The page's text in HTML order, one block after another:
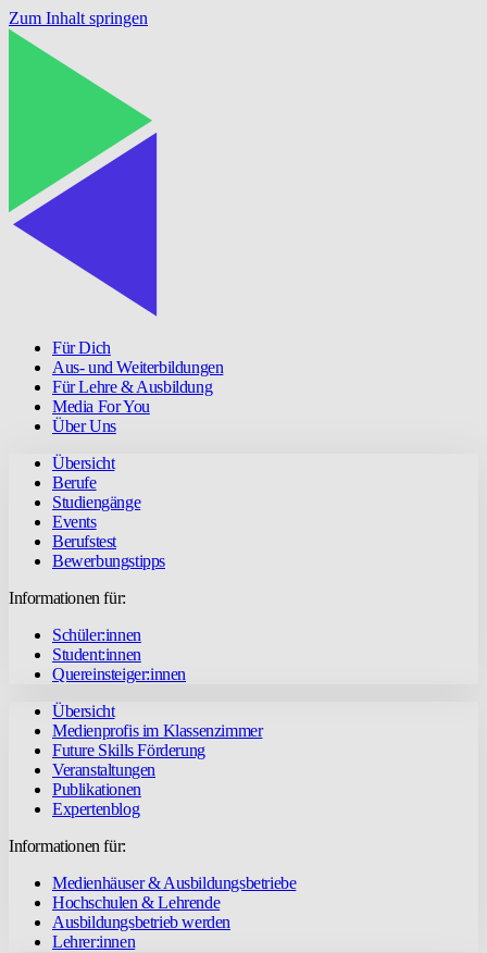
Zum Inhalt springen
Für Dich
Aus- und Weiterbildungen
Für Lehre & Ausbildung
Media For You
Über Uns
Übersicht
Berufe
Studiengänge
Events
Berufstest
Bewerbungstipps
Informationen für:
Schüler:innen
Student:innen
Quereinsteiger:innen
Übersicht
Medienprofis im Klassenzimmer
Future Skills Förderung
Veranstaltungen
Publikationen
Expertenblog
Informationen für:
Medienhäuser & Ausbildungsbetriebe
Hochschulen & Lehrende
Ausbildungsbetrieb werden
Lehrer:innen